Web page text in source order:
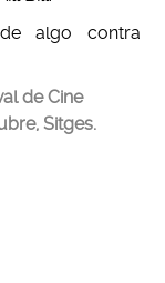
algo contra
de Cine
Sitges.